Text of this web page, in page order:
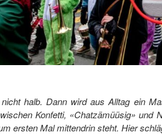
halb. Dann wird aus Alltag ein
Konfetti, «Chatzämüüsig»
ersten Mal mittendrin steht. Hier